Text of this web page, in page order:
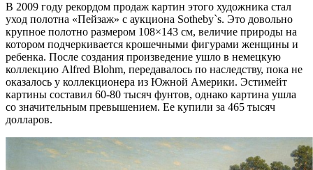
В 2009 году рекордом продаж картин этого художника стал
уход полотна «Пейзаж» с аукциона Sotheby`s. Это довольно
крупное полотно размером 108×143 см, величие природы на
котором подчеркивается крошечными фигурами женщины и
ребенка. После создания произведение ушло в немецкую
коллекцию Alfred Blohm, передавалось по наследству, пока не
оказалось у коллекционера из Южной Америки. Эстимейт
картины составил 60-80 тысяч фунтов, однако картина ушла
со значительным превышением. Ее купили за 465 тысяч
долларов.